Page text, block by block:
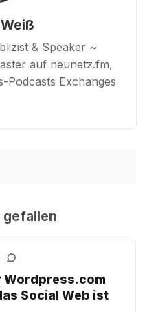
& Speaker ~
auf neunetz.fm,
Podcasts Exchanges
gefallen
Wordpress.com
Social Web ist